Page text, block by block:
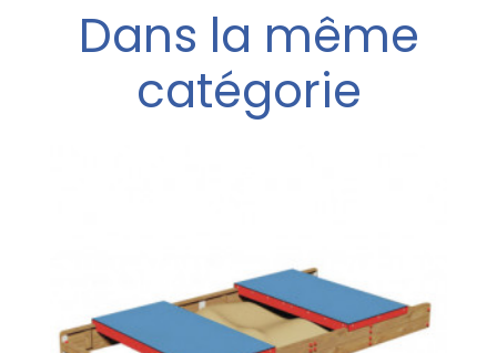
Dans la même
catégorie